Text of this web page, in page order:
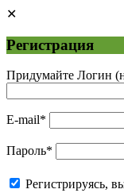
Регистрация
Придумайте Логин
E-mail*
Пароль*
Регистрируясь,